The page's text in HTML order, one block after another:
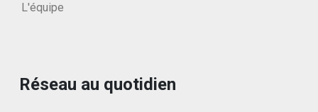
L'équipe
Réseau au quotidien